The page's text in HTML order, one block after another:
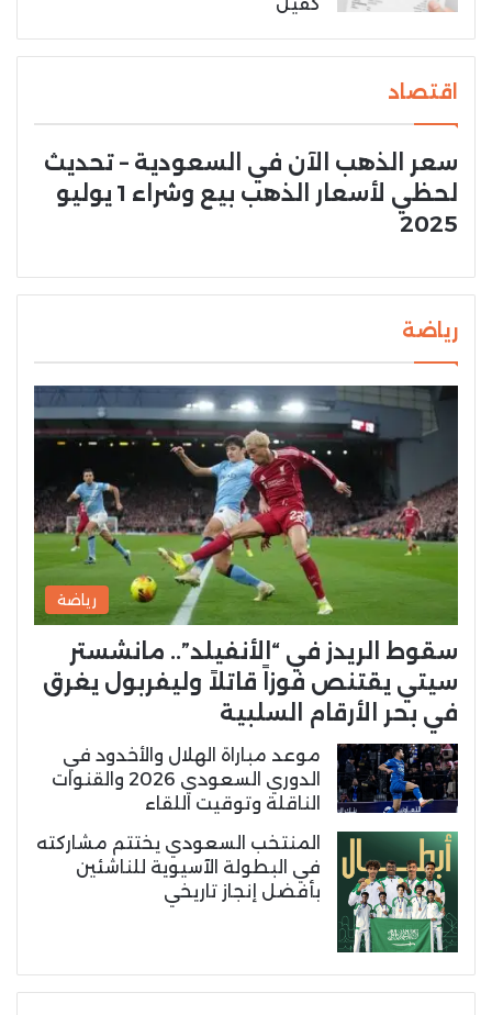
اقتصاد
سعر الذهب الآن في السعودية – تحديث
لحظي لأسعار الذهب بيع وشراء 1 يوليو
2025
رياضة
رياضة
سقوط الريدز في “الأنفيلد”.. مانشستر
سيتي يقتنص فوزاً قاتلاً وليفربول يغرق
في بحر الأرقام السلبية
موعد مباراة الهلال والأخدود في
الدوري السعودي 2026 والقنوات
الناقلة وتوقيت اللقاء
المنتخب السعودي يختتم مشاركته
في البطولة الآسيوية للناشئين
بأفضل إنجاز تاريخي